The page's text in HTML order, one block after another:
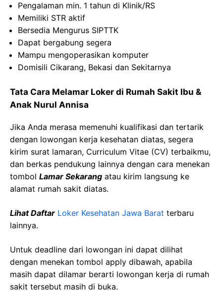
Pengalaman min. 1 tahun di Klinik/RS
Memiliki STR aktif
Bersedia Mengurus SIPTTK
Dapat bergabung segera
Mampu mengoperasikan komputer
Domisili Cikarang, Bekasi dan Sekitarnya
Tata Cara Melamar Loker di Rumah Sakit Ibu &
Anak Nurul Annisa
Jika Anda merasa memenuhi kualifikasi dan tertarik
dengan lowongan kerja kesehatan diatas, segera
kirim surat lamaran, Curriculum Vitae (CV) terbaikmu,
dan berkas pendukung lainnya dengan cara menekan
tombol Lamar Sekarang atau kirim langsung ke
alamat rumah sakit diatas.
Lihat Daftar Loker Kesehatan Jawa Barat terbaru
lainnya.
Untuk deadline dari lowongan ini dapat dilihat
dengan menekan tombol apply dibawah, apabila
masih dapat dilamar berarti lowongan kerja di rumah
sakit tersebut masih di buka.